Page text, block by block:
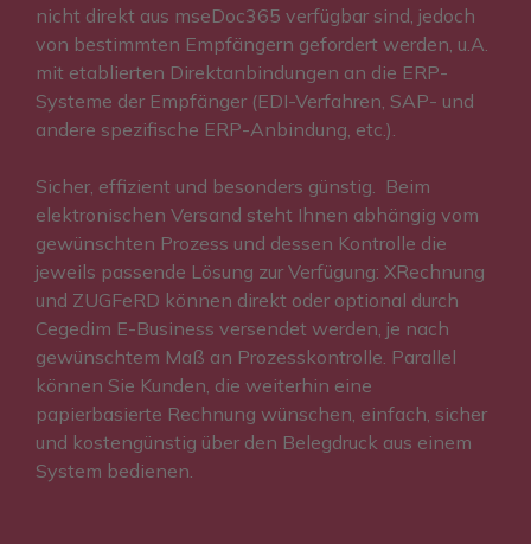
nicht direkt aus mseDoc365 verfügbar sind, jedoch
von bestimmten Empfängern gefordert werden, u.A.
mit etablierten Direktanbindungen an die ERP-
Systeme der Empfänger (EDI-Verfahren, SAP- und
andere spezifische ERP-Anbindung, etc.).
Sicher, effizient und besonders günstig. Beim
elektronischen Versand steht Ihnen abhängig vom
gewünschten Prozess und dessen Kontrolle die
jeweils passende Lösung zur Verfügung: XRechnung
und ZUGFeRD können direkt oder optional durch
Cegedim E-Business versendet werden, je nach
gewünschtem Maß an Prozesskontrolle. Parallel
können Sie Kunden, die weiterhin eine
papierbasierte Rechnung wünschen, einfach, sicher
und kostengünstig über den Belegdruck aus einem
System bedienen.